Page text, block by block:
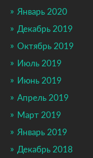
Январь 2020
Декабрь 2019
Октябрь 2019
Июль 2019
Июнь 2019
Апрель 2019
Март 2019
Январь 2019
Декабрь 2018